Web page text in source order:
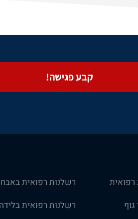
קבע פגישה!
רשלנות רפואית
רפואית
רשלנות רפואית בלידה
גוף